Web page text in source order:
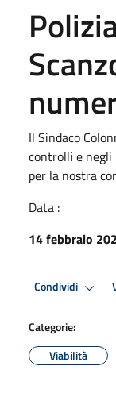
Il Sindaco
controlli e
per la nostra
Data :
14 febbraio
Condividi
Categorie:
Viabilità